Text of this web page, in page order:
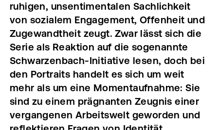
ruhigen, unsentimentalen Sachlichkeit
von sozialem Engagement, Offenheit und
Zugewandtheit zeugt. Zwar lässt sich die
Serie als Reaktion auf die sogenannte
Schwarzenbach-Initiative lesen, doch bei
den Portraits handelt es sich um weit
mehr als um eine Momentaufnahme: Sie
sind zu einem prägnanten Zeugnis einer
vergangenen Arbeitswelt geworden und